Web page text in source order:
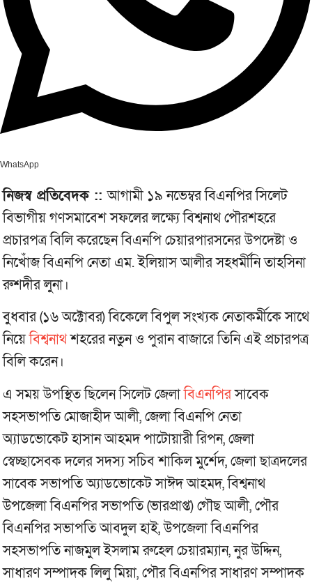
WhatsApp
নিজস্ব প্রতিবেদক ::আগামী ১৯ নভেম্বর বিএনপির সিলেট
বিভাগীয় গণসমাবেশ সফলের লক্ষ্যে বিশ্বনাথ পৌরশহরে
প্রচারপত্র বিলি করেছেন বিএনপি চেয়ারপারসনের উপদেষ্টা ও
নিখোঁজ বিএনপি নেতা এম. ইলিয়াস আলীর সহধর্মীনি তাহসিনা
রুশদীর লুনা।
বুধবার (১৬ অক্টোবর) বিকেলে বিপুল সংখ্যক নেতাকর্মীকে সাথে
নিয়েবিশ্বনাথশহরের নতুন ও পুরান বাজারে তিনি এই প্রচারপত্র
বিলি করেন।
এ সময় উপস্থিত ছিলেন সিলেট জেলাবিএনপিরসাবেক
সহসভাপতি মোজাহীদ আলী, জেলা বিএনপি নেতা
অ্যাডভোকেট হাসান আহমদ পাটোয়ারী রিপন, জেলা
স্বেচ্ছাসেবক দলের সদস্য সচিব শাকিল মুর্শেদ, জেলা ছাত্রদলের
সাবেক সভাপতি অ্যাডভোকেট সাঈদ আহমদ, বিশ্বনাথ
উপজেলা বিএনপির সভাপতি (ভারপ্রাপ্ত) গৌছ আলী, পৌর
বিএনপির সভাপতি আবদুল হাই, উপজেলা বিএনপির
সহসভাপতি নাজমুল ইসলাম রুহেল চেয়ারম্যান, নুর উদ্দিন,
সাধারণ সম্পাদক লিলু মিয়া, পৌর বিএনপির সাধারণ সম্পাদক